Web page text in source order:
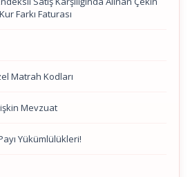
Farkı Faturası
Matrah Kodları
Mevzuat
Yükümlülükleri!